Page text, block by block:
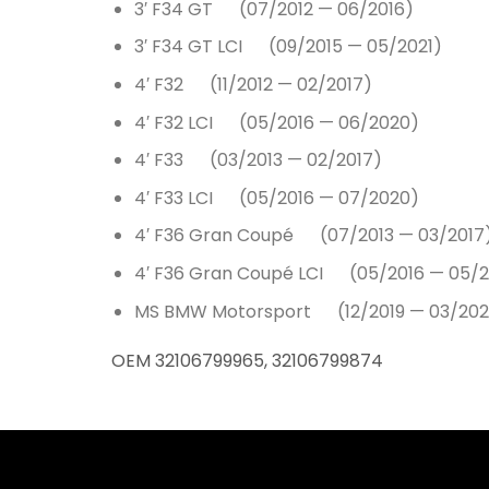
3′ F34 GT (07/2012 — 06/2016)
3′ F34 GT LCI (09/2015 — 05/2021)
4′ F32 (11/2012 — 02/2017)
4′ F32 LCI (05/2016 — 06/2020)
4′ F33 (03/2013 — 02/2017)
4′ F33 LCI (05/2016 — 07/2020)
4′ F36 Gran Coupé (07/2013 — 03/
4′ F36 Gran Coupé LCI (05/2016 — 05/
MS BMW Motorsport (12/2019 — 03/
OEM 32106799965, 32106799874